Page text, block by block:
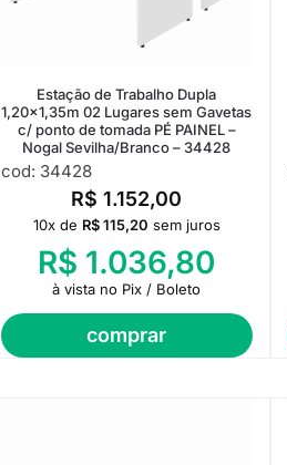
Estação de Trabalho Dupla
1,20×1,35m 02 Lugares sem Gavetas
c/ ponto de tomada PÉ PAINEL –
Nogal Sevilha/Branco – 34428
cod: 34428
R$ 1.152,00
comprar
10x de R$115,20 sem juros
R$ 1.036,80
à vista no Pix / Boleto